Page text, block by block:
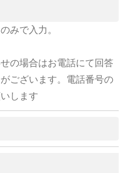
みで入力。
の場合はお電話にて回答
ございます。電話番号の
します